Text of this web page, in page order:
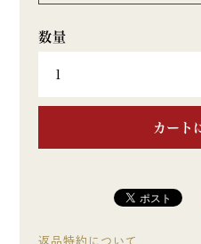
カート
返品特約について